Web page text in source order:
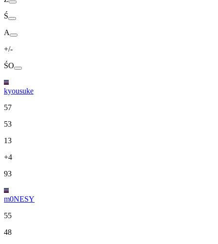
Ś
A
+/-
ŚO
kyousuke
57
53
13
+4
93
m0NESY
55
48